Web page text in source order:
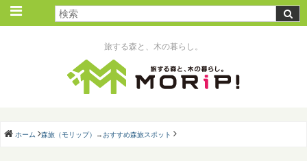
旅する森と、木の暮らし。
ホーム 森旅（モリップ） → おすすめ森旅スポット